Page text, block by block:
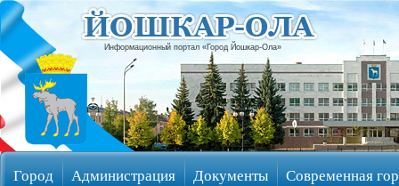
Информационный портал «Город Йошкар-Ола»
Город Администрация Документы Современная